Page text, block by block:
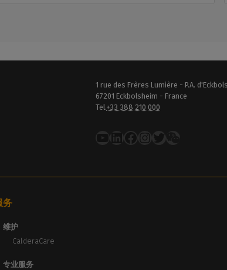
1 rue des Frères Lumière - P.A.
67201 Eckbolsheim - France
Tel.+33 388 210 000
YouTube
LinkedIn
在 Facebook 上Instagram
推特
务
维护
CalderaCare
专业服务